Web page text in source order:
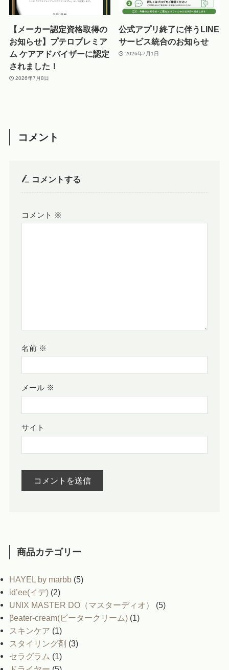
【メーカー認定資格取得の
お知らせ】プテロプレミア
ム ケアアドバイザーに認定
されました！
2026年7月8日
公式アプリ終了に伴うLINE
サービス統合のお知らせ
2026年7月1日
コメント
コメントする
コメント ※
名前 ※
メール ※
サイト
商品カテゴリー
HAYEL by marbb (5)
id’ee(イデ) (2)
UNIX MASTER DO（マスターディオ）
(5)
βeater-cream(ビータークリーム) (1)
スキンケア (1)
スタイリング剤 (3)
セラグラム (1)